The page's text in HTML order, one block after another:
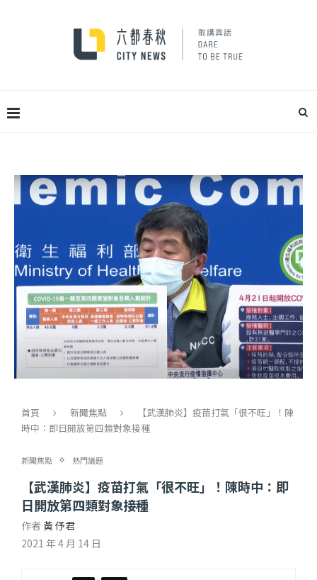
首頁 新聞焦點
【武漢肺炎】疫苗打氣「很不旺」！陳
時中：即日開放第四類對象接種
新聞焦點 熱門議題
【武漢肺炎】疫苗打氣「很不旺」！陳時中：即
日開放第四類對象接種
作者 黃 伃君
2021 年 4 月 14 日